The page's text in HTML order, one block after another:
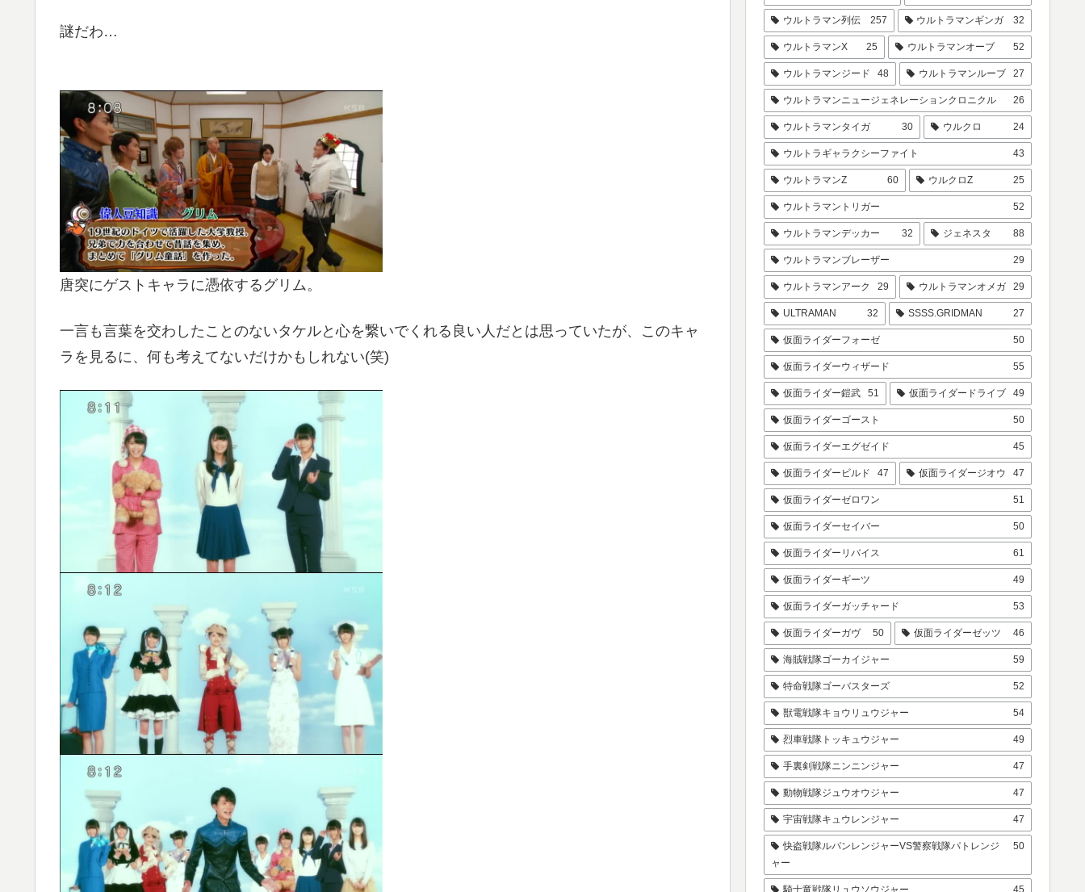
謎だわ…
唐突にゲストキャラに憑依するグリム。
一言も言葉を交わしたことのないタケルと心を繋いでくれる良い人だとは思っていたが、このキャ
ラを見るに、何も考えてないだけかもしれない(笑)
ウルトラマン列伝 257 ウルトラマンギンガ 32
ウルトラマンX 25 ウルトラマンオーブ 52
ウルトラマンジード 48 ウルトラマンルーブ 27
ウルトラマンニュージェネレーションクロニクル 26
ウルトラマンタイガ 30 ウルクロ 24
ウルトラギャラクシーファイト 43
ウルトラマンZ 60 ウルクロZ 25
ウルトラマントリガー 52
ウルトラマンデッカー 32 ジェネスタ 88
ウルトラマンブレーザー 29
ウルトラマンアーク 29 ウルトラマンオメガ 29
ULTRAMAN 32 SSSS.GRIDMAN 27
仮面ライダーフォーゼ 50
仮面ライダーウィザード 55
仮面ライダー鎧武 51 仮面ライダードライブ 49
仮面ライダーゴースト 50
仮面ライダーエグゼイド 45
仮面ライダービルド 47 仮面ライダージオウ 47
仮面ライダーゼロワン 51
仮面ライダーセイバー 50
仮面ライダーリバイス 61
仮面ライダーギーツ 49
仮面ライダーガッチャード 53
仮面ライダーガヴ 50 仮面ライダーゼッツ 46
海賊戦隊ゴーカイジャー 59
特命戦隊ゴーバスターズ 52
獣電戦隊キョウリュウジャー 54
烈車戦隊トッキュウジャー 49
手裏剣戦隊ニンニンジャー 47
動物戦隊ジュウオウジャー 47
宇宙戦隊キュウレンジャー 47
快盗戦隊ルパンレンジャーVS警察戦隊パトレンジ
ャー
50
騎士竜戦隊リュウソウジャー 45